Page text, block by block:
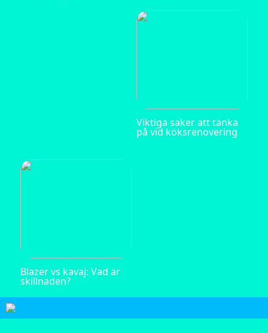
Viktiga saker att tänka
på vid köksrenovering
Blazer vs kavaj: Vad är
skillnaden?